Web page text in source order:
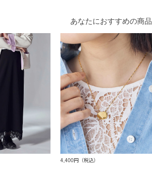
あなたにおすすめの商品
4,400円（税込）